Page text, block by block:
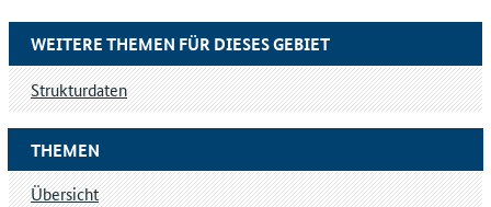
THEMEN
Übersicht
WEITERE THEMEN FÜR DIESES GEBIET
Strukturdaten